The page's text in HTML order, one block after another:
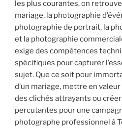
les plus courantes, on
mariage, la photographie
photographie de portrait, la
et la photographie
exige des compétences
spécifiques pour capturer
sujet. Que ce soit pour
d’un mariage, mettre en
des clichés attrayants ou
percutantes pour une
photographe professionnel à